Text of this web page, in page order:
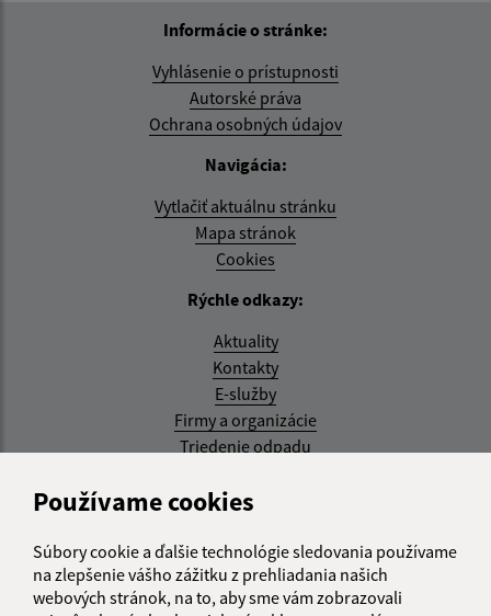
Používame cookies
Súbory cookie a ďalšie technológie sledovania používame
na zlepšenie vášho zážitku z prehliadania našich
webových stránok, na to, aby sme vám zobrazovali
Informácie o stránke:
Vyhlásenie o prístupnosti
Autorské práva
Ochrana osobných údajov
Navigácia:
Vytlačiť aktuálnu stránku
Mapa stránok
Cookies
Rýchle odkazy:
Aktuality
Kontakty
E-služby
Firmy a organizácie
Triedenie odpadu
Aktualizované:
RSS